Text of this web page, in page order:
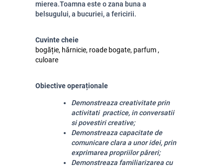
mierea.Toamna este o zana buna a
belsugului, a bucuriei, a fericirii.
Cuvinte cheie
bogăție, hărnicie, roade bogate, parfum ,
culoare
Obiective operaționale
Demonstreaza creativitate prin
activitati practice, in conversatii
si povestiri creative;
Demonstreaza capacitate de
comunicare clara a unor idei, prin
exprimarea propriilor păreri;
Demonstreaza familiarizarea cu